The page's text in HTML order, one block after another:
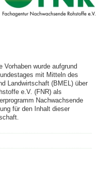
Vorhaben wurde aufgrund
mit Mitteln des
Landwirtschaft (BMEL) über
e.V. (FNR) als
Nachwachsende
für den Inhalt dieser